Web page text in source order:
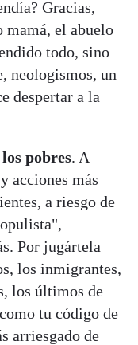
Gracias,
mamá, el abuelo
todo, sino
neologismos, un
despertar a la
pobres. A
acciones más
a riesgo de
Por jugártela
los inmigrantes,
los últimos de
tu código de
arriesgado de